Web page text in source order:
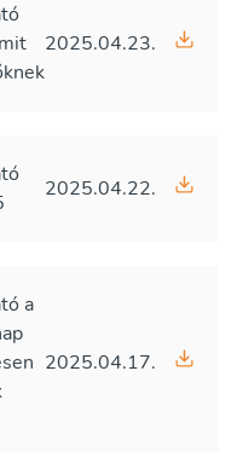
2025.04.23.
2025.04.22.
a
2025.04.17.